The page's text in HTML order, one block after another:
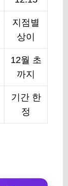
지점별
상이
12월 초
까지
기간 한
정